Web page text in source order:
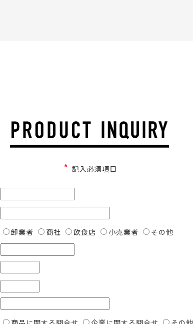
* 記入必須項目
卸業者 商社 飲食店 小売業者
その他